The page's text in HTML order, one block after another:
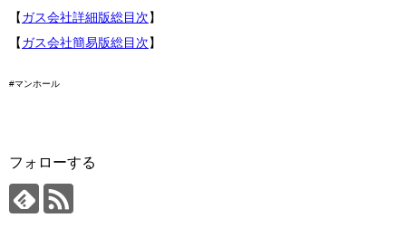
【ガス会社詳細版総目次】
【ガス会社簡易版総目次】
#マンホール
フォローする